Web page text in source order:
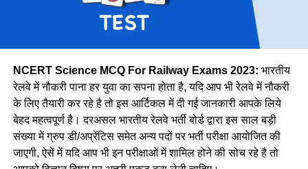
वे कहती है कि उनके इस काम को लेकर कई लोग ताने सुनाते है लेकिन वे
लोगों की बातों पर ध्यान नहीं देती है और अपना काम पूरे मन से करती है।
नीलम मानती है कि महिलाओ को हर क्षेत्र में आना चाहिए। क्योंकि महिला
पुरुष से बेहतर काम कर सकती है।
18383
उत्तर
38967
उत्तर पश्चिमी
15207
दक्षिण मध्य
16947
दक्षिण पूर्व मध्य
8025
NCERT Science MCQ For Railway Exams 2023: भारतीय
रेलवे में नौकरी पाना हर युवा का सपना होता है, यदि आप भी रेलवे में नौकरी
के लिए तैयारी कर रहे है तो इस आर्टिकल में दी गई जानकारी आपके लिये
बेहद महत्वपूर्ण है। दरअसल भारतीय रेलवे भर्ती बोर्ड द्वारा इस साल बड़ी
संख्या में ग्रुप डी/अप्रेंटिस समेत अन्य पदों पर भर्ती परीक्षा आयोजित की
जाएगी, ऐसें में यदि आप भी इन परीक्षाओं में शामिल होने की सोच रहे है तो